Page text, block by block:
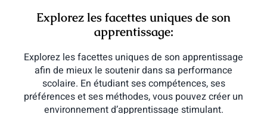
Explorez les facettes uniques de son
apprentissage:
Explorez les facettes uniques de son apprentissage
afin de mieux le soutenir dans sa performance
scolaire. En étudiant ses compétences, ses
préférences et ses méthodes, vous pouvez créer un
environnement d’apprentissage stimulant.